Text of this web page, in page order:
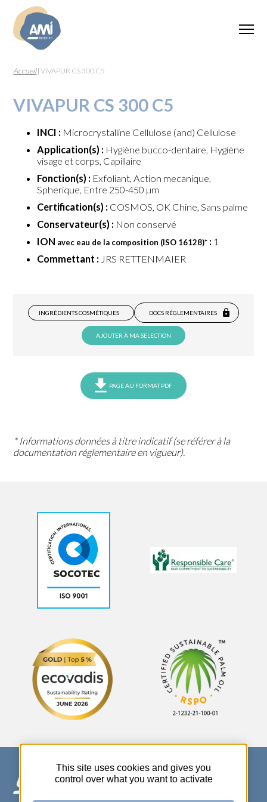
Accueil|VIVAPUR CS 300 C5
VIVAPUR CS 300 C5
INCI : Microcrystalline Cellulose (and) Cellulose
Application(s) : Hygiène bucco-dentaire, Hygiène
visage et corps, Capillaire
Fonction(s) : Exfoliant, Action mecanique,
Spherique, Entre 250-450 µm
Certification(s) : COSMOS, OK Chine, Sans palme
Conservateur(s) : Non conservé
ION avec eau de la composition (ISO 16128)* : 1
Commettant : JRS RETTENMAIER
INGRÉDIENTS COSMÉTIQUES DOCS RÉGLEMENTAIRES
AJOUTER À MA SELECTION
PAGE AU FORMAT PDF
* Informations données à titre indicatif (se référer à la
documentation réglementaire en vigueur).
This site uses cookies and gives you
control over what you want to activate